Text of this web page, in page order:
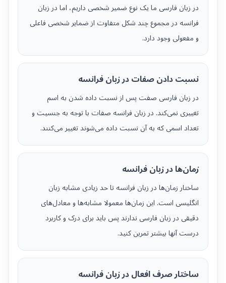
در زبان فارسی ما یک نوع ضمیر شخصی داریم، اما در زبان
فرانسه در مجموع چند شکل متفاوت از ضمایر شخصی فاعلی
و مفعولی وجود دارد.
نسبت دادن صفات در زبان فرانسه
در زبان فارسی صفت پس از نسبت داده شدن به اسم
تغییری نمی‌کند. در زبان فرانسه صفات با توجه به جنسیت و
تعداد اسمی که به آن نسبت داده می‌شوند تغییر می‌کنند.
زمان‌ها در زبان فرانسه
ساختار زمان‌ها در زبان فرانسه تا حد زیادی مشابه زبان
انگلیسی است. این زمان‌ها معمولا مشابه‌ها و معادل‌های
دقیقی در زبان فارسی ندارند پس باید برای درک و کاربرد
درست آنها بیشتر تمرین کنید.
ساختار صرف افعال در زبان فرانسه